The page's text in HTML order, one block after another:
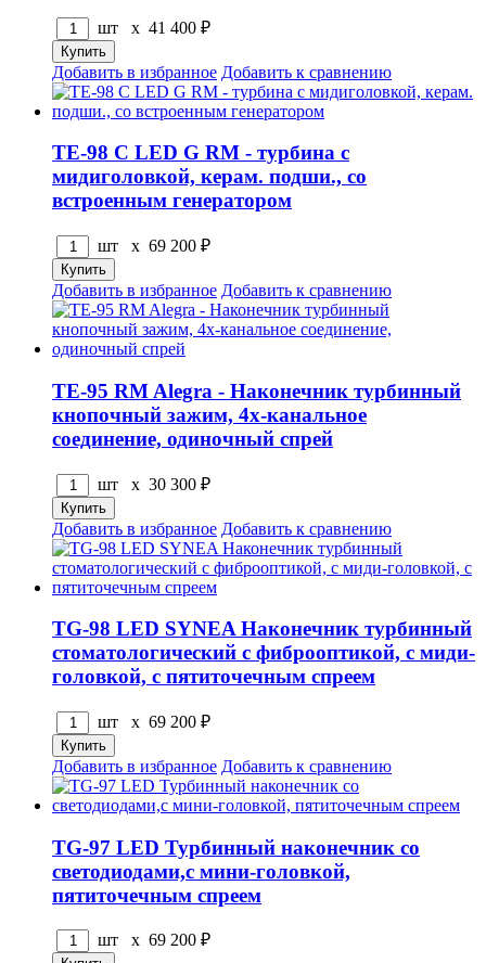
шт x 41 400 ₽
Добавить в избранное Добавить к сравнению
TE-98 C LED G RM - турбина с
мидиголовкой, керам. подши., со
встроенным генератором
шт x 69 200 ₽
Добавить в избранное Добавить к сравнению
TE-95 RM Alegra - Наконечник турбинный
кнопочный зажим, 4х-канальное
соединение, одиночный спрей
шт x 30 300 ₽
Добавить в избранное Добавить к сравнению
TG-98 LED SYNEA Наконечник турбинный
стоматологический с фиброоптикой, с миди-
головкой, с пятиточечным спреем
шт x 69 200 ₽
Добавить в избранное Добавить к сравнению
TG-97 LED Турбинный наконечник со
светодиодами,с мини-головкой,
пятиточечным спреем
шт x 69 200 ₽